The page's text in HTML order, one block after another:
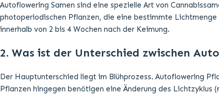
Autoflowering Samen sind eine spezielle Art von
photoperiodischen Pflanzen, die eine bestimmte
innerhalb von 2 bis 4 Wochen nach der Keimung.
2. Was ist der Unterschied zwischen
Der Hauptunterschied liegt im Blühprozess. Autoflowering
Pflanzen hingegen benötigen eine Änderung des Lichtzyklus